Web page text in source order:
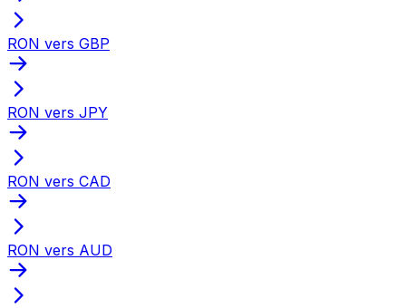
RON vers GBP
RON vers JPY
RON vers CAD
RON vers AUD